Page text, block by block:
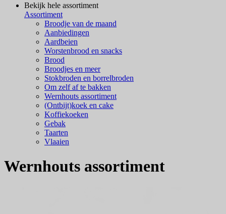
Bekijk hele assortiment
Assortiment
Broodje van de maand
Aanbiedingen
Aardbeien
Worstenbrood en snacks
Brood
Broodjes en meer
Stokbroden en borrelbroden
Om zelf af te bakken
Wernhouts assortiment
(Ontbijt)koek en cake
Koffiekoeken
Gebak
Taarten
Vlaaien
Wernhouts assortiment